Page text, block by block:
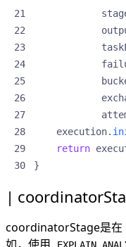
execution.
return
}
coordinatorStage是在